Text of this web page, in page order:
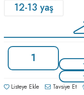
12-13 yaş
Listeye Ekle Tavsiye Et